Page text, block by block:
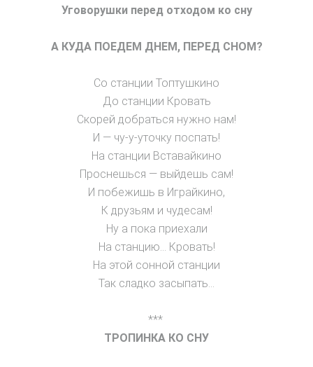
Уговорушки перед отходом ко сну
А КУДА ПОЕДЕМ ДНЕМ, ПЕРЕД СНОМ?
Со станции Топтушкино
До станции Кровать
Скорей добраться нужно нам!
И — чу-у-уточку поспать!
На станции Вставайкино
Проснешься — выйдешь сам!
И побежишь в Играйкино,
К друзьям и чудесам!
Ну а пока приехали
На станцию… Кровать!
На этой сонной станции
Так сладко засыпать…
***
ТРОПИНКА КО СНУ